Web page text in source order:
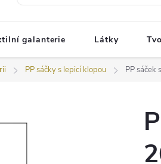
galanterie Látky
PP sáčky s lepicí klopou PP sáček